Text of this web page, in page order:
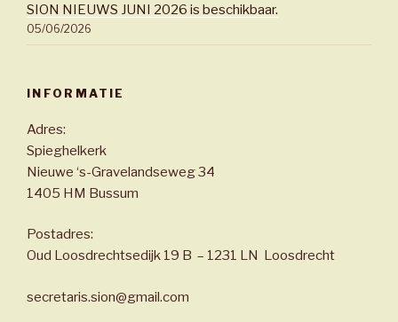
SION NIEUWS JUNI 2026 is beschikbaar.
05/06/2026
INFORMATIE
Adres:
Spieghelkerk
Nieuwe ‘s-Gravelandseweg 34
1405 HM Bussum
Postadres:
Oud Loosdrechtsedijk 19 B – 1231 LN Loosdrecht
secretaris.sion@gmail.com